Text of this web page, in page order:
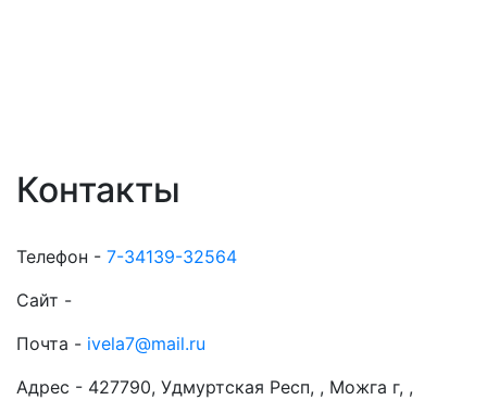
Контакты
Телефон - 7-34139-32564
Сайт -
Почта - ivela7@mail.ru
Адрес - 427790, Удмуртская Респ, , Можга г, ,